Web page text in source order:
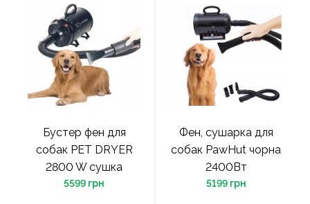
Бустер фен для
собак PET DRYER
2800 W сушка
5599 грн
Фен, сушарка для
собак PawHut чорна
2400Вт
5199 грн